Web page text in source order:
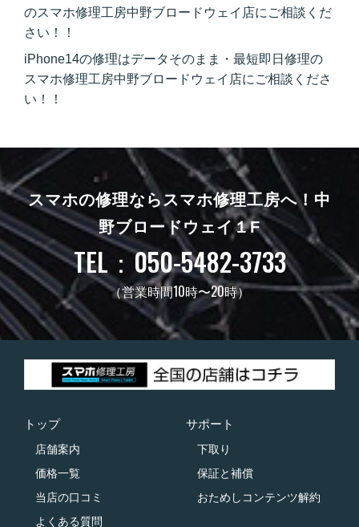
のスマホ修理工房中野ブロードウェイ店にご相談くだ
さい！！
iPhone14の修理はデータそのまま・最短即日修理の
スマホ修理工房中野ブロードウェイ店にご相談くださ
い！！
スマホの修理ならスマホ修理工房へ！ 中
野ブロードウェイ１F
TEL：050-5482-3733
（営業時間10時〜20時）
トップ
店舗案内
価格一覧
当店の口コミ
よくある質問
サポート
下取り
保証と補償
おためしコンテンツ解約